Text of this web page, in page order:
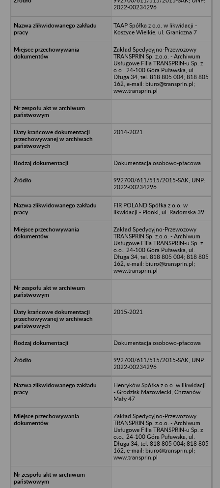
2022-00234296
TAAP Spółka z o.o. w likwidacji -
Koszyce Wielkie, ul. Graniczna 7
Zakład Spedycyjno-Przewozowy
TRANSPRIN Sp. z.o.o. - Archiwum
Usługowe Filia TRANSPRIN-u Sp. z
o.o., 24-100 Góra Puławska, ul.
Długa 34, tel. 818 805 004; 818 805
162, e-mail: biuro@transprin.pl;
www.transprin.pl
2014-2021
Dokumentacja osobowo-płacowa
992700/611/515/2015-SAK; UNP:
2022-00234296
FIR POLAND Spółka z o.o. w
likwidacji - Pionki, ul. Radomska 39
Zakład Spedycyjno-Przewozowy
TRANSPRIN Sp. z.o.o. - Archiwum
Usługowe Filia TRANSPRIN-u Sp. z
o.o., 24-100 Góra Puławska, ul.
Długa 34, tel. 818 805 004; 818 805
162, e-mail: biuro@transprin.pl;
www.transprin.pl
2015-2021
Dokumentacja osobowo-płacowa
992700/611/515/2015-SAK; UNP:
2022-00234296
Henryków Spółka z o.o. w likwidacji
- Grodzisk Mazowiecki; Chrzanów
Mały 47
Zakład Spedycyjno-Przewozowy
TRANSPRIN Sp. z.o.o. - Archiwum
Usługowe Filia TRANSPRIN-u Sp. z
o.o., 24-100 Góra Puławska, ul.
Długa 34, tel. 818 805 004; 818 805
162, e-mail: biuro@transprin.pl;
www.transprin.pl